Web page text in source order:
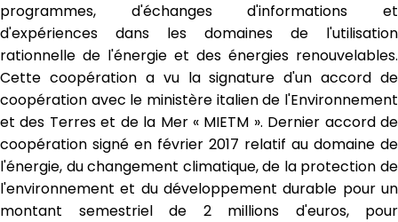
programmes, d'échanges d'informations et
d'expériences dans les domaines de l'utilisation
rationnelle de l'énergie et des énergies renouvelables.
Cette coopération a vu la signature d'un accord de
coopération avec le ministère italien de l'Environnement
et des Terres et de la Mer « MIETM ». Dernier accord de
coopération signé en février 2017 relatif au domaine de
l'énergie, du changement climatique, de la protection de
l'environnement et du développement durable pour un
montant semestriel de 2 millions d'euros, pour